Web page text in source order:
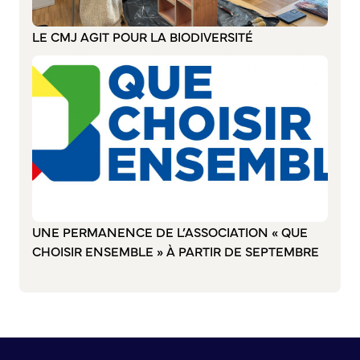
LE CMJ AGIT POUR LA BIODIVERSITÉ
UNE PERMANENCE DE L’ASSOCIATION « QUE
CHOISIR ENSEMBLE » À PARTIR DE SEPTEMBRE
Annuaire des associations
Mise à jour de l’annuaire des associations
Sport Loisirs
Annuaire des équipements de sport et de loisirs
Annuaire des clubs sportifs
Mise à jour de l’annuaire des clubs sportifs
Caudebec Rando
International
Démocratie locale et concertation